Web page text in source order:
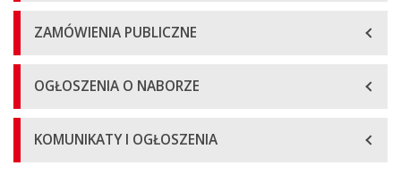
ZAMÓWIENIA PUBLICZNE
OGŁOSZENIA O NABORZE
KOMUNIKATY I OGŁOSZENIA